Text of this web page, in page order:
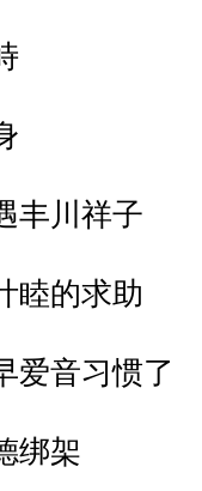
丰川祥子
睦的求助
爱音习惯了
绑架